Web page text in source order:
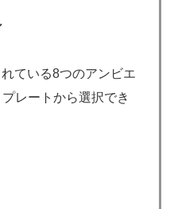
ている8つのアンビエ
レートから選択でき